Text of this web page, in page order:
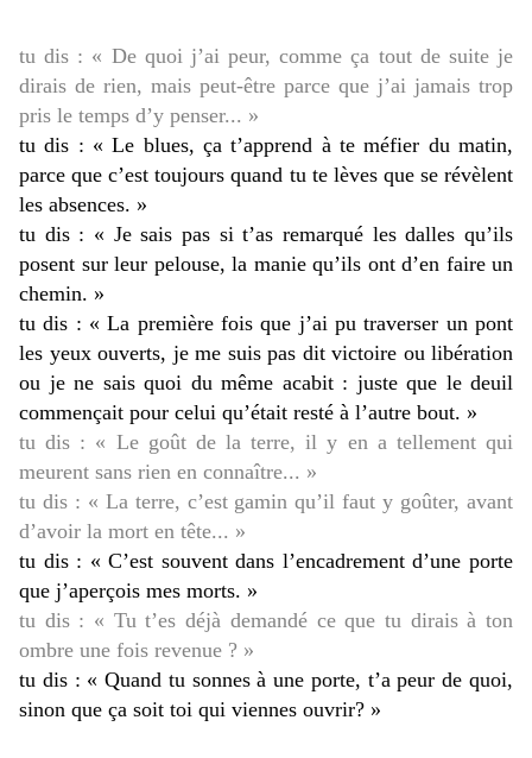
tu dis : « De quoi j’ai peur, comme ça tout de suite je
dirais de rien, mais peut-être parce que j’ai jamais trop
pris le temps d’y penser... »
tu dis : « Le blues, ça t’apprend à te méfier du matin,
parce que c’est toujours quand tu te lèves que se révèlent
les absences. »
tu dis : « Je sais pas si t’as remarqué les dalles qu’ils
posent sur leur pelouse, la manie qu’ils ont d’en faire un
chemin. »
tu dis : « La première fois que j’ai pu traverser un pont
les yeux ouverts, je me suis pas dit victoire ou libération
ou je ne sais quoi du même acabit : juste que le deuil
commençait pour celui qu’était resté à l’autre bout. »
tu dis : « Le goût de la terre, il y en a tellement qui
meurent sans rien en connaître... »
tu dis : « La terre, c’est gamin qu’il faut y goûter, avant
d’avoir la mort en tête... »
tu dis : « C’est souvent dans l’encadrement d’une porte
que j’aperçois mes morts. »
tu dis : « Tu t’es déjà demandé ce que tu dirais à ton
ombre une fois revenue ? »
tu dis : « Quand tu sonnes à une porte, t’a peur de quoi,
sinon que ça soit toi qui viennes ouvrir? »